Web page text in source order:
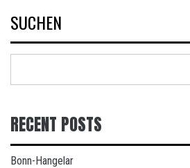
SUCHEN
RECENT POSTS
Bonn-Hangelar